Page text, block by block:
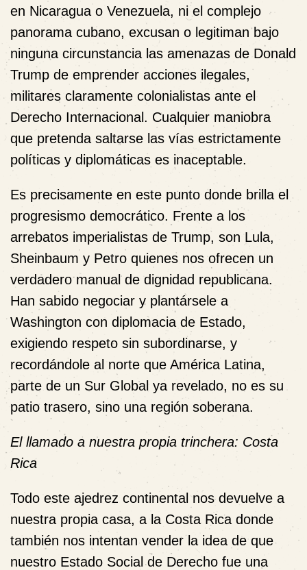
en Nicaragua o Venezuela, ni el complejo
panorama cubano, excusan o legitiman bajo
ninguna circunstancia las amenazas de Donald
Trump de emprender acciones ilegales,
militares claramente colonialistas ante el
Derecho Internacional. Cualquier maniobra
que pretenda saltarse las vías estrictamente
políticas y diplomáticas es inaceptable.
Es precisamente en este punto donde brilla el
progresismo democrático. Frente a los
arrebatos imperialistas de Trump, son Lula,
Sheinbaum y Petro quienes nos ofrecen un
verdadero manual de dignidad republicana.
Han sabido negociar y plantársele a
Washington con diplomacia de Estado,
exigiendo respeto sin subordinarse, y
recordándole al norte que América Latina,
parte de un Sur Global ya revelado, no es su
patio trasero, sino una región soberana.
El llamado a nuestra propia trinchera: Costa
Rica
Todo este ajedrez continental nos devuelve a
nuestra propia casa, a la Costa Rica donde
también nos intentan vender la idea de que
nuestro Estado Social de Derecho fue una